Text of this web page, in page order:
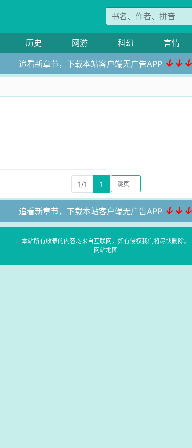
历史 网游 科幻 言情
追看新章节，下载本站客户端无广告APP ↓↓↓
1/1 1
追看新章节，下载本站客户端无广告APP ↓↓↓
本站所有收录的内容均来自互联网，如有侵权我们将尽快删除。
网站地图